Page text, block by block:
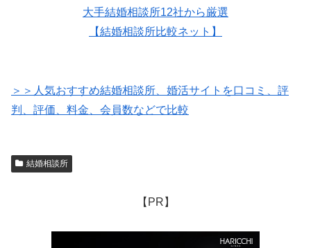
大手結婚相談所12社から厳選
【結婚相談所比較ネット】
＞＞人気おすすめ結婚相談所、婚活サイトを口コミ、評
判、評価、料金、会員数などで比較
結婚相談所
【PR】